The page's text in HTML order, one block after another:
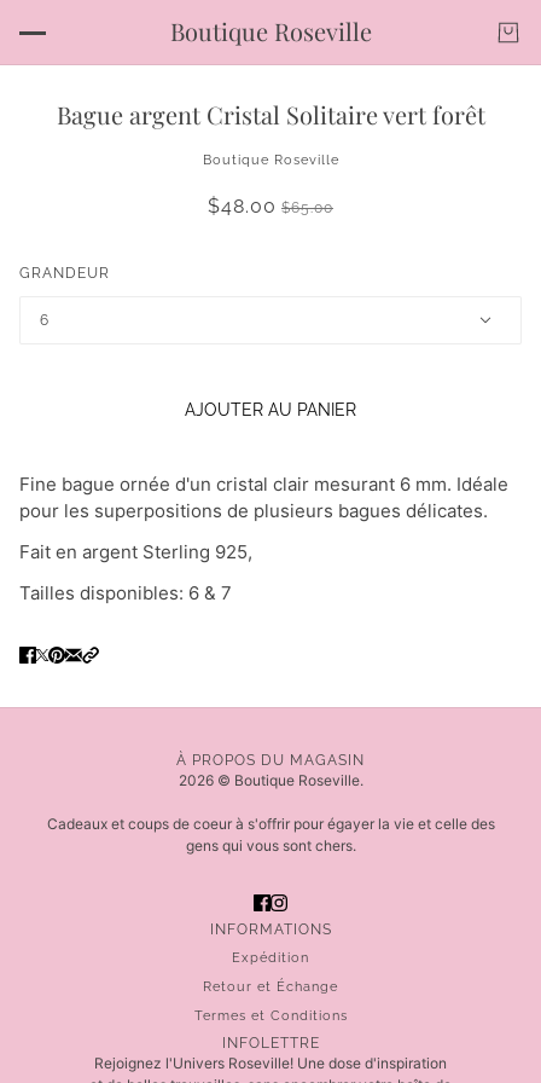
Boutique Roseville
Bague argent Cristal Solitaire vert forêt
Boutique Roseville
$48.00 $65.00
GRANDEUR
6
AJOUTER AU PANIER
Fine bague ornée d'un cristal clair mesurant 6 mm. Idéale
pour les superpositions de plusieurs bagues délicates.
Fait en argent Sterling 925,
Tailles disponibles: 6 & 7
À PROPOS DU MAGASIN
2026 © Boutique Roseville.
Cadeaux et coups de coeur à s'offrir pour égayer la vie et celle des
gens qui vous sont chers.
INFORMATIONS
Expédition
Retour et Échange
Termes et Conditions
INFOLETTRE
Rejoignez l'Univers Roseville! Une dose d'inspiration